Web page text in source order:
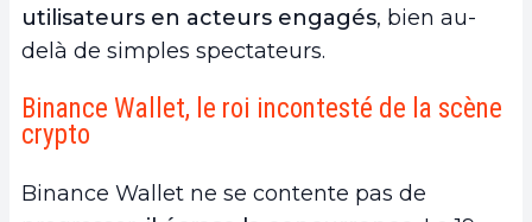
utilisateurs en acteurs engagés, bien au-
delà de simples spectateurs.
Binance Wallet, le roi incontesté de la scène
crypto
Binance Wallet ne se contente pas de